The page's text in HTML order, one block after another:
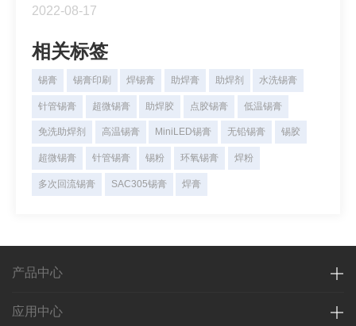
后，发现了热退火是一种能够提高焊点冲击可靠性的
2022-08-17
相关标签
锡膏 锡膏印刷 焊锡膏 助焊膏 助焊剂 水洗锡膏
针管锡膏 超微锡膏 助焊胶 点胶锡膏 低温锡膏
免洗助焊剂 高温锡膏 MiniLED锡膏 无铅锡膏 锡胶
超微锡膏 针管锡膏 锡粉 环氧锡膏 焊粉
多次回流锡膏 SAC305锡膏 焊膏
产品中心
应用中心